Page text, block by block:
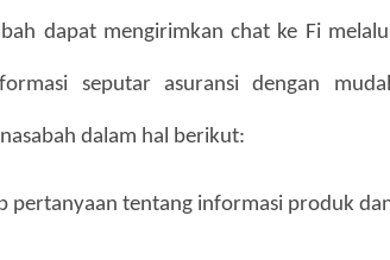
dapat mengirimkan chat ke Fi
seputar asuransi dengan
dalam hal berikut:
pertanyaan tentang informasi produk